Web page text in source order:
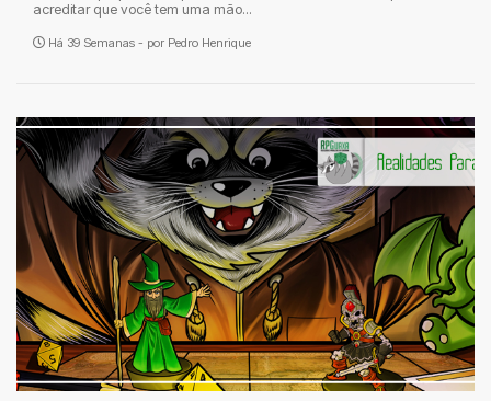
acreditar que você tem uma mão...
Há 39 Semanas - por Pedro Henrique